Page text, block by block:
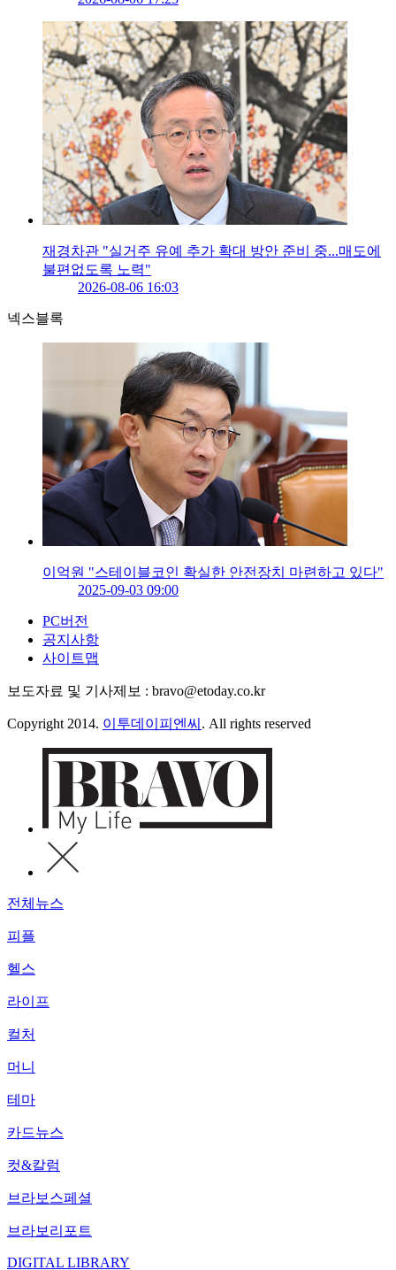
재경차관 "실거주 유예 추가 확대 방안 준비 중...매도에
불편없도록 노력"
2026-08-06 16:03
넥스블록
이억원 "스테이블코인 확실한 안전장치 마련하고 있다"
2025-09-03 09:00
PC버전
공지사항
사이트맵
보도자료 및 기사제보 : bravo@etoday.co.kr
Copyright 2014. 이투데이피엔씨 . All rights reserved
전체뉴스
피플
헬스
라이프
컬처
머니
테마
카드뉴스
컷&칼럼
브라보스페셜
브라보리포트
DIGITAL LIBRARY